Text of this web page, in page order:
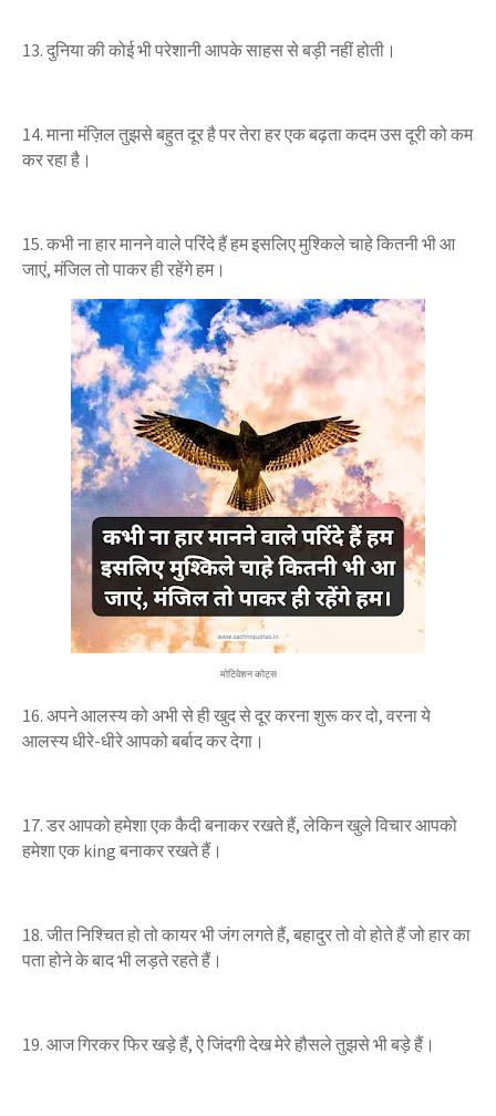
13. दुनिया की कोई भी परेशानीआपके साहस से बड़ी नहीं होती।
14. माना मंज़िल तुझसे बहुत दूर है परतेरा हर एक बढ़ता कदम उस दूरी कोकम
कर रहा है।
15. कभी ना हार मानने वाले परिंदे हैं हमइसलिए मुश्किले चाहे कितनी भी आ
जाएं, मंजिल तो पाकर ही रहेंगे हम।
मोटिवेशन कोट्स
16. अपने आलस्य को अभी से ही खुद से दूर करनाशुरू कर दो, वरना ये
आलस्यधीरे-धीरे आपको बर्बाद कर देगा।
17. डर आपको हमेशा एक कैदी बनाकर रखते हैं, लेकिन खुले विचार आपको
हमेशा एक king बनाकर रखते हैं।
18. जीत निश्चित हो तो कायर भी जंग लगते हैं, बहादुर तो वो होते हैं जो हार का
पता होने के बाद भी लड़ते रहते हैं।
19. आज गिरकर फिर खड़े हैं, ऐ जिंदगी देख मेरे हौसले तुझसे भी बड़े हैं।